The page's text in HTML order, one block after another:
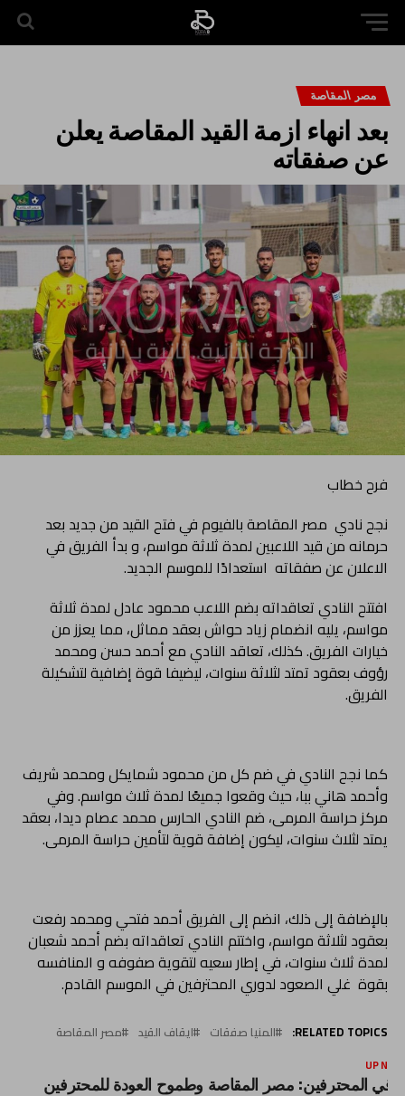
مصر المقاصة
بعد انهاء ازمة القيد المقاصة يعلن
عن صفقاته
فرح خطاب
نجح نادي مصر المقاصة بالفيوم في فتح القيد من جديد بعد
حرمانه من قيد اللاعبين لمدة ثلاثة مواسم، و بدأ الفريق في
الاعلان عن صفقاته استعدادًا للموسم الجديد.
افتتح النادي تعاقداته بضم اللاعب محمود عادل لمدة ثلاثة
مواسم، يليه انضمام زياد حواش بعقد مماثل، مما يعزز من
خيارات الفريق. كذلك، تعاقد النادي مع أحمد حسن ومحمد
رؤوف بعقود تمتد لثلاثة سنوات، ليضيفا قوة إضافية لتشكيلة
الفريق.
كما نجح النادي في ضم كل من محمود شمايكل ومحمد شريف
وأحمد هاني ببا، حيث وقعوا جميعًا لمدة ثلاث مواسم. وفي
مركز حراسة المرمى، ضم النادي الحارس محمد عصام ديدا، بعقد
يمتد لثلاث سنوات، ليكون إضافة قوية لتأمين حراسة المرمى.
بالإضافة إلى ذلك، انضم إلى الفريق أحمد فتحي ومحمد رفعت
بعقود لثلاثة مواسم، واختتم النادي تعاقداته بضم أحمد شعبان
لمدة ثلاث سنوات، في إطار سعيه لتقوية صفوفه و المنافسه
بقوة غلي الصعود لدوري المحترفين في الموسم القادم.
RELATED TOPICS: المنيا صفقات ايقاف القيد مصر المقاصة
UP
المحترفين: مصر المقاصة وطموح العودة للمحترفين